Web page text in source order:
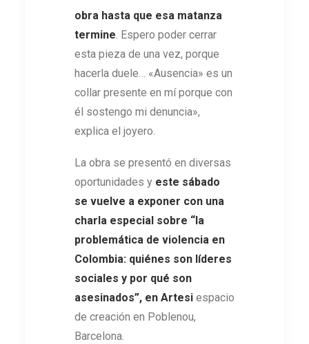
obra hasta que esa matanza
termine. Espero poder cerrar
esta pieza de una vez, porque
hacerla duele… «Ausencia» es un
collar presente en mí porque con
él sostengo mi denuncia»,
explica el joyero.
La obra se presentó en diversas
oportunidades y este sábado
se vuelve a exponer con una
charla especial sobre “la
problemática de violencia en
Colombia: quiénes son líderes
sociales y por qué son
asesinados”, en Artesi espacio
de creación en Poblenou,
Barcelona.